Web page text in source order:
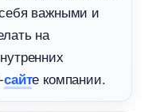
важными и
на
сайте компании.